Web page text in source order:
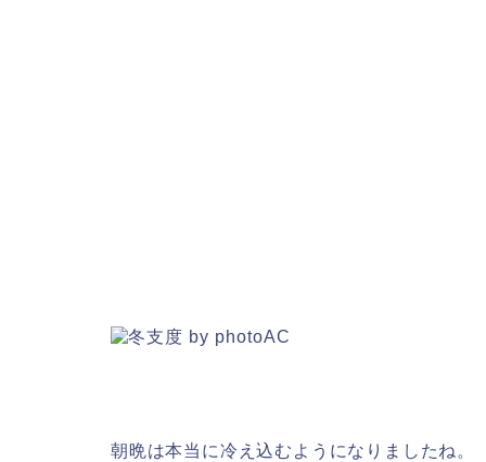
朝晩は本当に冷え込むようになりましたね。